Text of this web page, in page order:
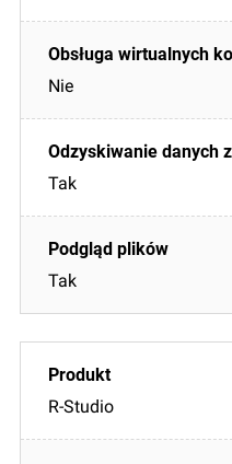
Nie
Tak
Tak
R-Studio